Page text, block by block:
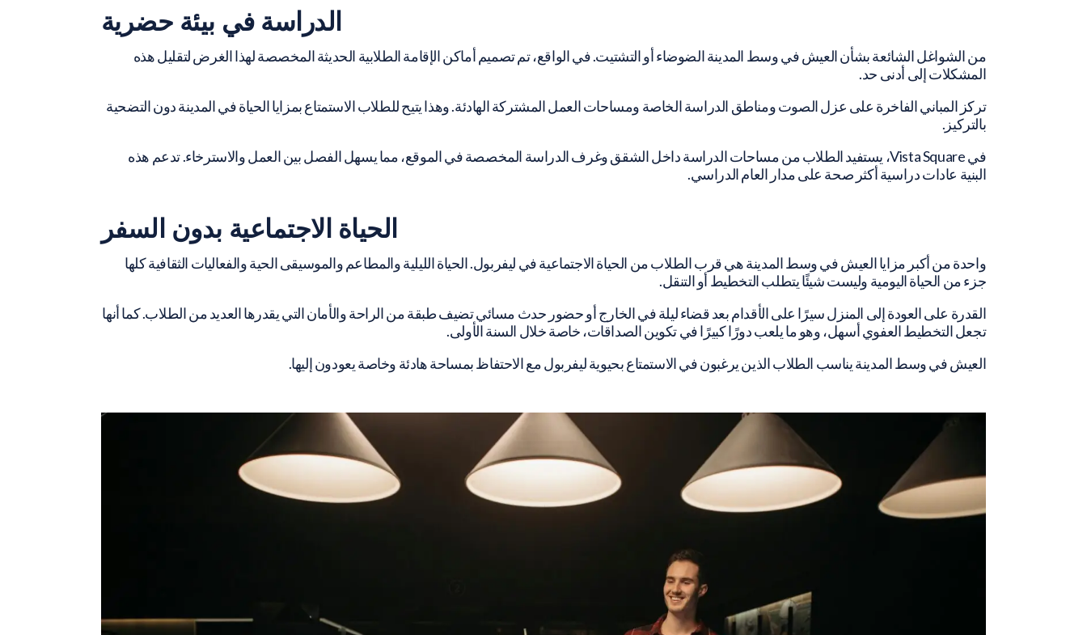
الدراسة في بيئة حضرية
من الشواغل الشائعة بشأن العيش في وسط المدينة الضوضاء أو التشتيت. في الواقع، تم تصميم أماكن الإقامة الطلابية الحديثة المخصصة لهذا الغرض لتقليل هذه
المشكلات إلى أدنى حد.
تركز المباني الفاخرة على عزل الصوت ومناطق الدراسة الخاصة ومساحات العمل المشتركة الهادئة. وهذا يتيح للطلاب الاستمتاع بمزايا الحياة في المدينة دون التضحية
بالتركيز.
في Vista Square، يستفيد الطلاب من مساحات الدراسة داخل الشقق وغرف الدراسة المخصصة في الموقع، مما يسهل الفصل بين العمل والاسترخاء. تدعم هذه
البنية عادات دراسية أكثر صحة على مدار العام الدراسي.
الحياة الاجتماعية بدون السفر
واحدة من أكبر مزايا العيش في وسط المدينة هي قرب الطلاب من الحياة الاجتماعية في ليفربول. الحياة الليلية والمطاعم والموسيقى الحية والفعاليات الثقافية كلها
جزء من الحياة اليومية وليست شيئًا يتطلب التخطيط أو التنقل.
القدرة على العودة إلى المنزل سيرًا على الأقدام بعد قضاء ليلة في الخارج أو حضور حدث مسائي تضيف طبقة من الراحة والأمان التي يقدرها العديد من الطلاب. كما أنها
تجعل التخطيط العفوي أسهل، وهو ما يلعب دورًا كبيرًا في تكوين الصداقات، خاصة خلال السنة الأولى.
العيش في وسط المدينة يناسب الطلاب الذين يرغبون في الاستمتاع بحيوية ليفربول مع الاحتفاظ بمساحة هادئة وخاصة يعودون إليها.